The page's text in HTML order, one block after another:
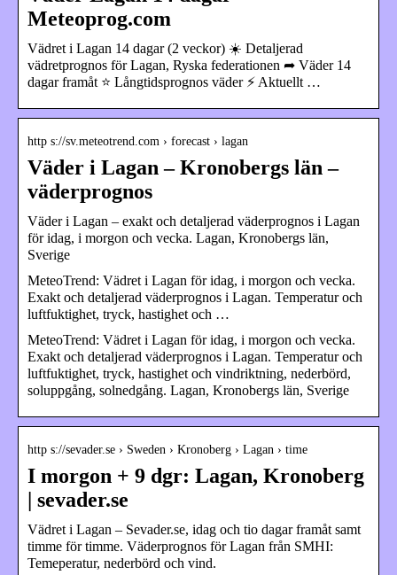
Meteoprog.com
Vädret i Lagan 14 dagar (2 veckor) ☀️ Detaljerad
vädretprognos för Lagan, Ryska federationen ➦ Väder 14
dagar framåt ⭐ Långtidsprognos väder ⚡ Aktuellt …
http s://sv.meteotrend.com › forecast › lagan
Väder i Lagan – Kronobergs län –
väderprognos
Väder i Lagan – exakt och detaljerad väderprognos i Lagan
för idag, i morgon och vecka. Lagan, Kronobergs län,
Sverige
MeteoTrend: Vädret i Lagan för idag, i morgon och vecka.
Exakt och detaljerad väderprognos i Lagan. Temperatur och
luftfuktighet, tryck, hastighet och …
MeteoTrend: Vädret i Lagan för idag, i morgon och vecka.
Exakt och detaljerad väderprognos i Lagan. Temperatur och
luftfuktighet, tryck, hastighet och vindriktning, nederbörd,
soluppgång, solnedgång. Lagan, Kronobergs län, Sverige
http s://sevader.se › Sweden › Kronoberg › Lagan › time
I morgon + 9 dgr: Lagan, Kronoberg
| sevader.se
Vädret i Lagan – Sevader.se, idag och tio dagar framåt samt
timme för timme. Väderprognos för Lagan från SMHI:
Temeperatur, nederbörd och vind.